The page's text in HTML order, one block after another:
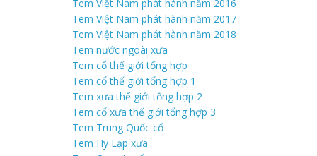
Tem Việt Nam phát hành năm 2016
Tem Việt Nam phát hành năm 2017
Tem Việt Nam phát hành năm 2018
Tem nước ngoài xưa
Tem cổ thế giới tổng hợp
Tem cổ thế giới tổng hợp 1
Tem xưa thế giới tổng hợp 2
Tem cổ xưa thế giới tổng hợp 3
Tem Trung Quốc cổ
Tem Hy Lạp xưa